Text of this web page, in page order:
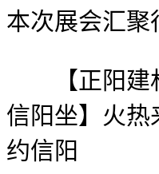
本次展会汇聚
【正阳建材
信阳坐】火
约信阳